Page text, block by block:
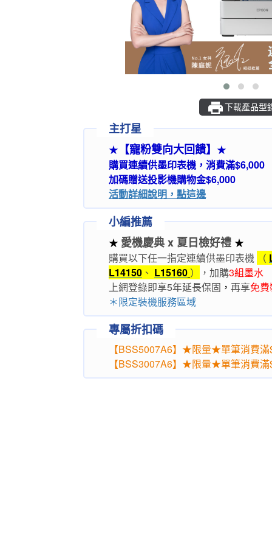
下載產品型
主打星
★ 【寵粉雙向大回饋】 ★
購買連續供墨印表機，消費滿$6,000
加碼贈送投影機購物金$6,000
活動詳細說明，點這邊
小編推薦
★ 愛機慶典 x 夏日檢好禮 ★
購買以下任一指定連續供墨印表機 （
L14150 、 L15160 ） ， 加購3組墨水
上網登錄即享5年延長保固 ， 再享免
＊限定裝機服務區域
專屬折扣碼
【BSS5007A6】★限量★單筆消費
【BSS3007A6】★限量★單筆消費